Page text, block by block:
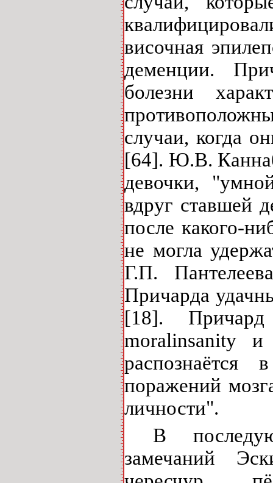
височная
деменции.
болезни
случаи, когда
[64]. Ю.В.
девочки,
вдруг ставшей
после какого-
не могла
Г.П.
Причарда
[18]. Причард
moralinsanity и
распознаётся
поражений
личности".
В
замечаний